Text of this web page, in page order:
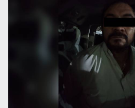
Que el IPEJAL encabece la lista de
es un “foco rojo” de gran